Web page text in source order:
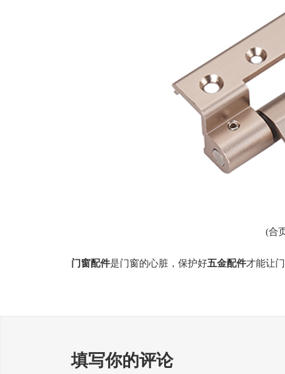
(合
门窗配件是门窗的心脏，保护好五金配件才能让
填写你的评论